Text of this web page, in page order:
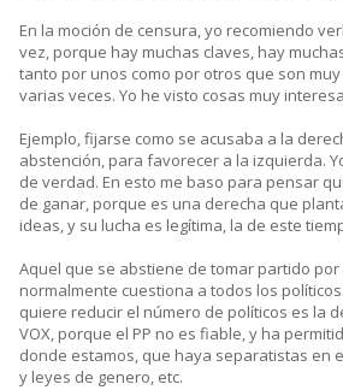
En la moción de censura, yo recomiendo
vez, porque hay muchas claves, hay
tanto por unos como por otros que son
varias veces. Yo he visto cosas muy
Ejemplo, fijarse como se acusaba a la
abstención, para favorecer a la izquierda.
de verdad. En esto me baso para pensar
de ganar, porque es una derecha que
ideas, y su lucha es legítima, la de este
Aquel que se abstiene de tomar partido
normalmente cuestiona a todos los
quiere reducir el número de políticos es la
VOX, porque el PP no es fiable, y ha
donde estamos, que haya separatistas en
y leyes de genero, etc.